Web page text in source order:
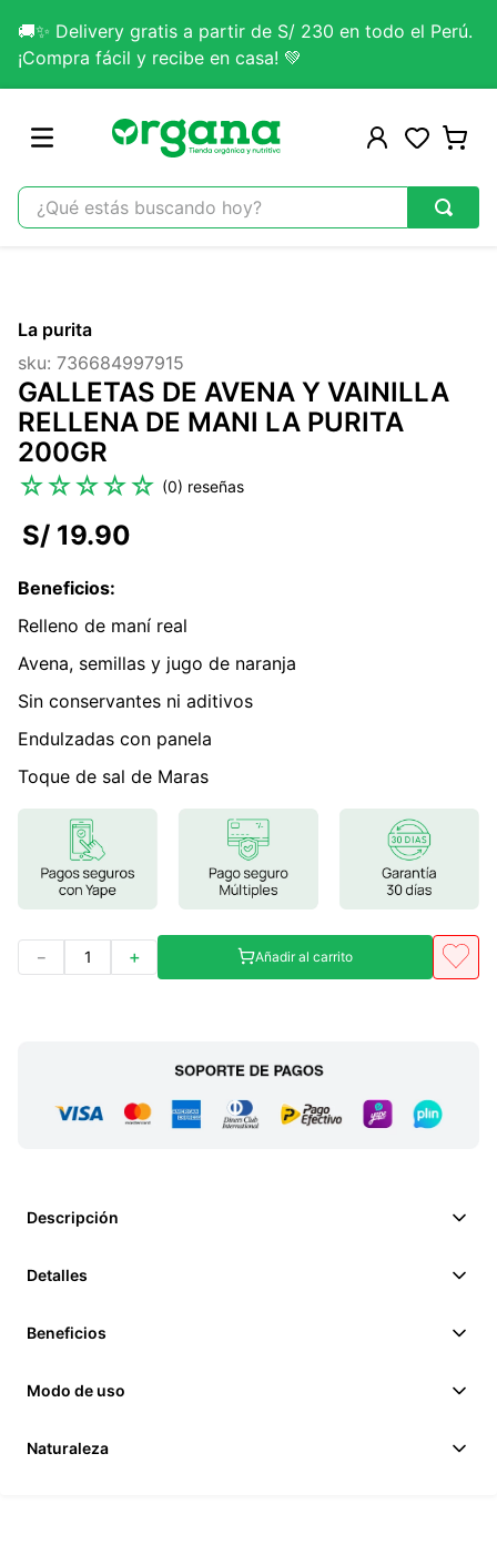
🚚✨ Delivery gratis a partir de S/ 230 en todo el Perú.
¡Compra fácil y recibe en casa! 💚
¿Qué estás buscando hoy?
2.
citrato magnesio
3.
colageno
4.
kefir
5.
lab nutrition
6 .
stevia
7.
glicinato magnesio
La purita
sku: 736684997915
GALLETAS DE AVENA Y VAINILLA
RELLENA DE MANI LA PURITA
200GR
☆☆☆☆☆ (0)
S/ 19.90
Beneficios:
Relleno de maní real
Avena, semillas y jugo de naranja
Sin conservantes ni aditivos
Endulzadas con panela
Toque de sal de Maras
＋
－ Añadir al carrito
Descripción
Detalles
Beneficios
Modo de uso
Naturaleza